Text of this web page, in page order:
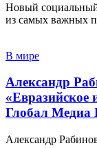
Новый
из самых важных
В мире
Александр
«Евразийское
Глобал Медиа
Александр